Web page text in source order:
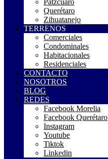
Patzcuaro
Querétaro
Zihuatanejo
TERRENOS
Comerciales
Condominales
Habitacionales
Residenciales
CONTACTO
NOSOTROS
BLOG
REDES
Facebook Morelia
Facebook Querétaro
Instagram
Youtube
Tiktok
Linkedin